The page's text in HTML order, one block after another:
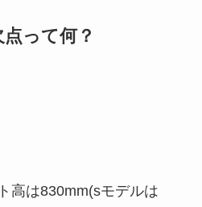
って何？
高は830mm(sモデルは